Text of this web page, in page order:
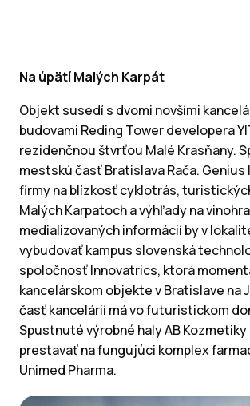
Na úpätí Malých Karpát
Objekt susedí s dvomi novšími
budovami Reding Tower developera
rezidenčnou štvrťou Malé Krasňany.
mestskú časť Bratislava Rača. Genius
firmy na blízkosť cyklotrás,
Malých Karpatoch a výhľady na
medializovaných informácií by v
vybudovať kampus slovenská
spoločnosť Innovatrics, ktorá
kancelárskom objekte v Bratislave na
časť kancelárií má vo futuristickom
Spustnuté výrobné haly AB
prestavať na fungujúci komplex
Unimed Pharma.